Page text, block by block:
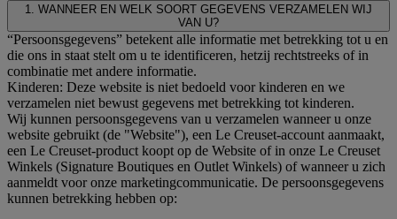
1. WANNEER EN WELK SOORT GEGEVENS VERZAMELEN WIJ
VAN U?
“Persoonsgegevens” betekent alle informatie met betrekking tot u en
die ons in staat stelt om u te identificeren, hetzij rechtstreeks of in
combinatie met andere informatie.
Kinderen: Deze website is niet bedoeld voor kinderen en we
verzamelen niet bewust gegevens met betrekking tot kinderen.
Wij kunnen persoonsgegevens van u verzamelen wanneer u onze
website gebruikt (de "Website"), een Le Creuset-account aanmaakt,
een Le Creuset-product koopt op de Website of in onze Le Creuset
Winkels (Signature Boutiques en Outlet Winkels) of wanneer u zich
aanmeldt voor onze marketingcommunicatie. De persoonsgegevens
kunnen betrekking hebben op: